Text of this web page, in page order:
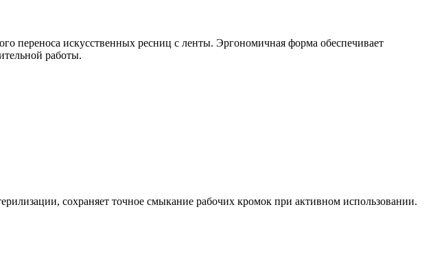
переноса искусственных ресниц с ленты. Эргономичная форма обеспечивает
работы.
сохраняет точное смыкание рабочих кромок при активном использовании.